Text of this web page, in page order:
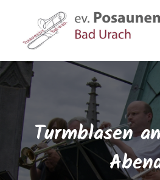
content
ev.
Bad Urach
Turmblasen